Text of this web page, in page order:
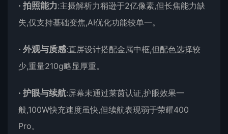
· 拍照能力:主摄解析力稍逊于2亿像素,但长焦能力缺
失,仅支持基础变焦,AI优化功能较单一。
· 外观与质感:直屏设计搭配金属中框,但配色选择较
少,重量210g略显厚重。
· 护眼与续航:屏幕未通过莱茵认证,护眼效果一
般,100W快充速度虽快,但续航表现弱于荣耀400
Pro。